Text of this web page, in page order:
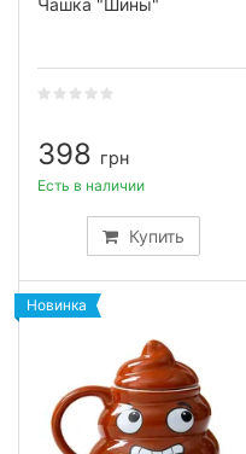
Чашка "Шины"
398 грн
Купить
Есть в наличии
Новинка